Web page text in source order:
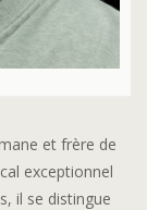
et frère de
exceptionnel
il se distingue